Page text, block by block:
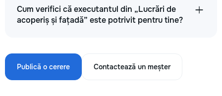
Cum verifici că executantul din „Lucrări de
acoperiș și fațadă” este potrivit pentru tine?
Publică o cerere Contactează un meșter